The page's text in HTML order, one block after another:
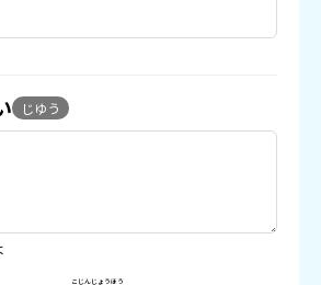
じゆう
こじんじょうほう